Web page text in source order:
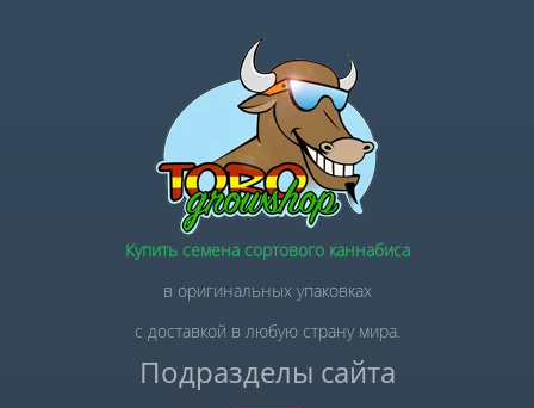
Купить семена сортового каннабиса
в оригинальных упаковках
с доставкой в любую страну мира.
Подразделы сайта